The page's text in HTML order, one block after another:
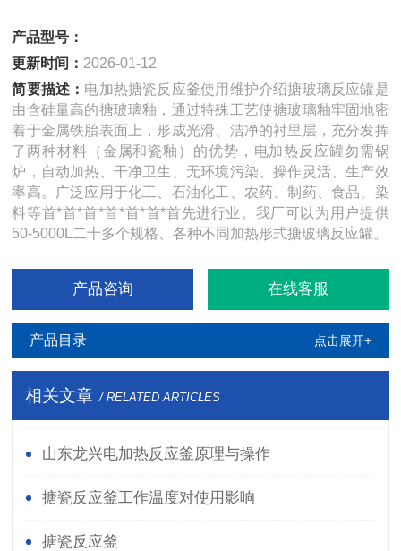
产品型号：
更新时间： 2026-01-12
简要描述： 电加热搪瓷反应釜使用维护介绍搪玻璃反应罐是
由含硅量高的搪玻璃釉，通过特殊工艺使搪玻璃釉牢固地密
着于金属铁胎表面上，形成光滑、洁净的衬里层，充分发挥
了两种材料（金属和瓷釉）的优势，电加热反应罐勿需锅
炉，自动加热、干净卫生、无环境污染、操作灵活、生产效
率高。广泛应用于化工、石油化工、农药、制药、食品、染
料等首*首*首*首*首*首*首先进行业。我厂可以为用户提供
50-5000L二十多个规格、各种不同加热形式搪玻璃反应罐。
产品咨询 在线客服
产品目录 点击展开+
相关文章 / RELATED ARTICLES
山东龙兴电加热反应釜原理与操作
搪瓷反应釜工作温度对使用影响
搪瓷反应釜